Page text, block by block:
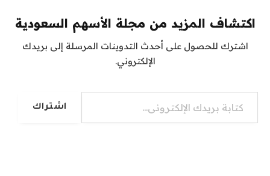
اكتشاف المزيد من مجلة الأسهم السعودية
اشترك للحصول على أحدث التدوينات المرسلة إلى بريدك
الإلكتروني.
كتابة بريدك الإلكتروني...
اشتراك